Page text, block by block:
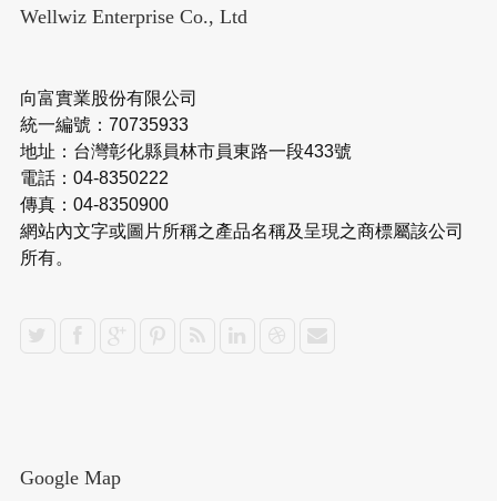
Wellwiz Enterprise Co., Ltd
向富實業股份有限公司
統一編號：70735933
地址：台灣彰化縣員林市員東路一段433號
電話：04-8350222
傳真：04-8350900
網站內文字或圖片所稱之產品名稱及呈現之商標屬該公司
所有。
Google Map